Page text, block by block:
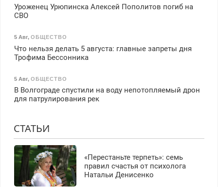
Уроженец Урюпинска Алексей Пополитов погиб на
СВО
5 Авг, ОБЩЕСТВО
Что нельзя делать 5 августа: главные запреты дня
Трофима Бессонника
5 Авг, ОБЩЕСТВО
В Волгограде спустили на воду непотопляемый дрон
для патрулирования рек
СТАТЬИ
«Перестаньте терпеть»: семь
правил счастья от психолога
Натальи Денисенко